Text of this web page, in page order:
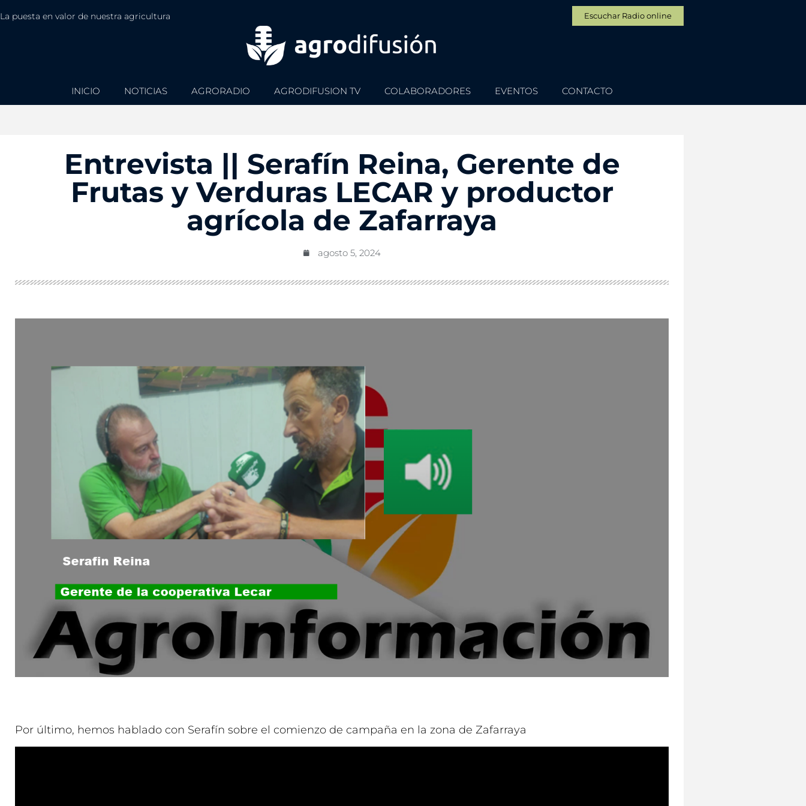
La puesta en valor de nuestra agricultura Escuchar Radio online
INICIO NOTICIAS AGRORADIO AGRODIFUSION TV COLABORADORES EVENTOS CONTACTO
Entrevista || Serafín Reina, Gerente de
Frutas y Verduras LECAR y productor
agrícola de Zafarraya
agosto 5, 2024
Por último, hemos hablado con Serafín sobre el comienzo de campaña en la zona de Zafarraya